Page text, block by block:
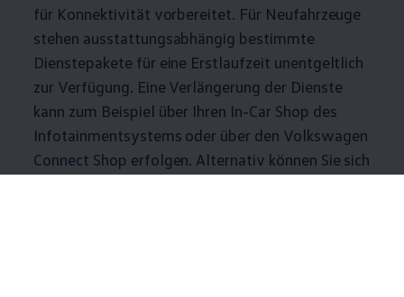
für Konnektivität vorbereitet. Für Neufahrzeuge
stehen ausstattungsabhängig bestimmte
Dienstepakete für eine Erstlaufzeit unentgeltlich
zur Verfügung. Eine Verlängerung der Dienste
kann zum Beispiel über Ihren In-Car Shop des
Infotainmentsystems oder über den Volkswagen
Connect Shop erfolgen. Alternativ können Sie sich